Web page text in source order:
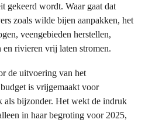
gekeerd wordt. Waar gaat dat
zoals wilde bijen aanpakken, het
veengebieden herstellen,
en rivieren vrij laten stromen.
de uitvoering van het
is vrijgemaakt voor
bijzonder. Het wekt de indruk
in haar begroting voor 2025,